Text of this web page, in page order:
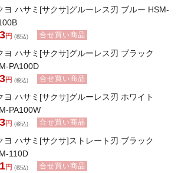
ヨ ハサミ[サクサ]グルーレス刃 ブルー HSM-
円 (税込) 合せ買い商品
ヨ ハサミ[サクサ]グルーレス刃 ブラック
PA100D
円 (税込) 合せ買い商品
ヨ ハサミ[サクサ]グルーレス刃 ホワイト
PA100W
円 (税込) 合せ買い商品
ヨ ハサミ[サクサ]ストレート刃 ブラック
110D
円 (税込) 合せ買い商品